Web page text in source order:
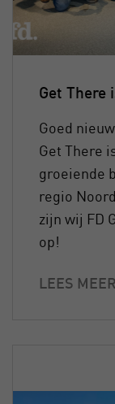
Get There
Goed
Get There
groeiende
regio
zijn wij FD
op!
LEES MEER